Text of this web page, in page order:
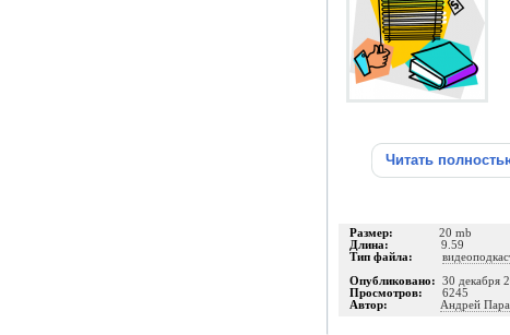
Читать
Размер: 20 mb
Длина: 9.59
Тип файла:
Опубликовано: 30 декабря
Просмотров: 6245
Автор: Андрей